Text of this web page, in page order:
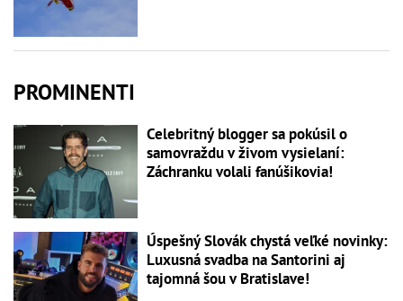
PROMINENTI
Celebritný blogger sa pokúsil o
samovraždu v živom vysielaní:
Záchranku volali fanúšikovia!
Úspešný Slovák chystá veľké novinky:
Luxusná svadba na Santorini aj
tajomná šou v Bratislave!